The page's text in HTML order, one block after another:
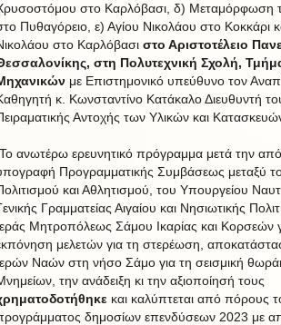
στο Καρλόβασι, δ) Μεταμόρφωση
Πυθαγόρειο, ε) Αγίου Νικολάου στο Κοκκάρι
στο Καρλόβασι στο Αριστοτέλειο
στη Πολυτεχνική Σχολή,
με Επιστημονικό υπεύθυνο τον
κ. Κωνσταντίνο Κατάκαλο Διευθυντή
Αντοχής των Υλικών και
ανωτέρω ερευνητικό πρόγραμμα μετά την
Προγραμματικής Συμβάσεως μεταξύ
και Αθλητισμού, του Υπουργείου
Γραμματείας Αιγαίου και Νησιωτικής
Μητροπόλεως Σάμου Ικαρίας και Κορσεών
μελετών για τη στερέωση,
Ναών στη νήσο Σάμο για τη σεισμική
την ανάδειξη κι την αξιοποίησή τους
και καλύπτεται από πόρους
δημοσίων επενδύσεων 2023 με